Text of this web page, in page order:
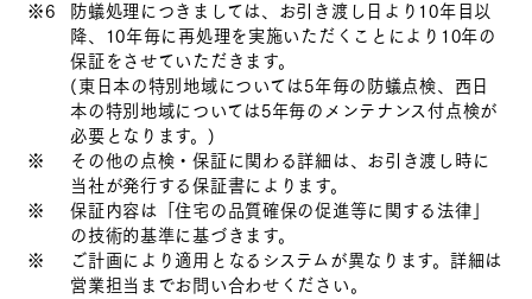
※6
防蟻処理につきましては、お引き渡し日より10年目以
降、10年毎に再処理を実施いただくことにより10年の
保証をさせていただきます。
(東日本の特別地域については5年毎の防蟻点検、西日
本の特別地域については5年毎のメンテナンス付点検が
必要となります。)
※
その他の点検・保証に関わる詳細は、お引き渡し時に
当社が発行する保証書によります。
※
保証内容は「住宅の品質確保の促進等に関する法律」
の技術的基準に基づきます。
※
ご計画により適用となるシステムが異なります。詳細は
営業担当までお問い合わせください。